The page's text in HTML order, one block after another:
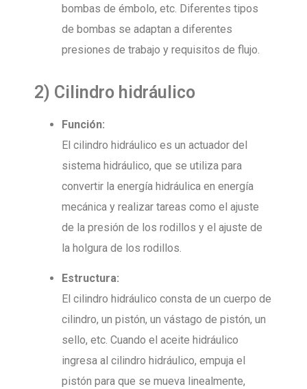
bombas de émbolo, etc. Diferentes tipos
de bombas se adaptan a diferentes
presiones de trabajo y requisitos de flujo.
2) Cilindro hidráulico
Función:
El cilindro hidráulico es un actuador del
sistema hidráulico, que se utiliza para
convertir la energía hidráulica en energía
mecánica y realizar tareas como el ajuste
de la presión de los rodillos y el ajuste de
la holgura de los rodillos.
Estructura:
El cilindro hidráulico consta de un cuerpo de
cilindro, un pistón, un vástago de pistón, un
sello, etc. Cuando el aceite hidráulico
ingresa al cilindro hidráulico, empuja el
pistón para que se mueva linealmente,